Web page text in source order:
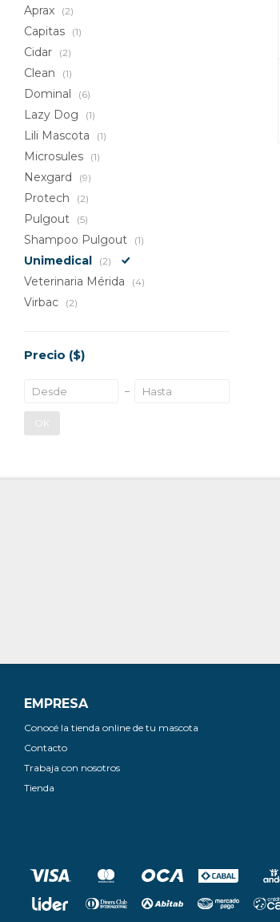
Aprax (2)
Capitas (1)
Cidar (2)
Clean (1)
Dominal (6)
Lazy Dog (1)
Lili Mascota (1)
Microsules (1)
Nexgard (9)
Protech (2)
Pulgout (5)
Shampoo Pulgout (1)
Unimedical (2)
Veterinaria Mérida (4)
Virbac (2)
Precio ($)
OK
EMPRESA
Conocé la tienda online de tu mascota
Contacto
Trabaja con nosotros
Tienda